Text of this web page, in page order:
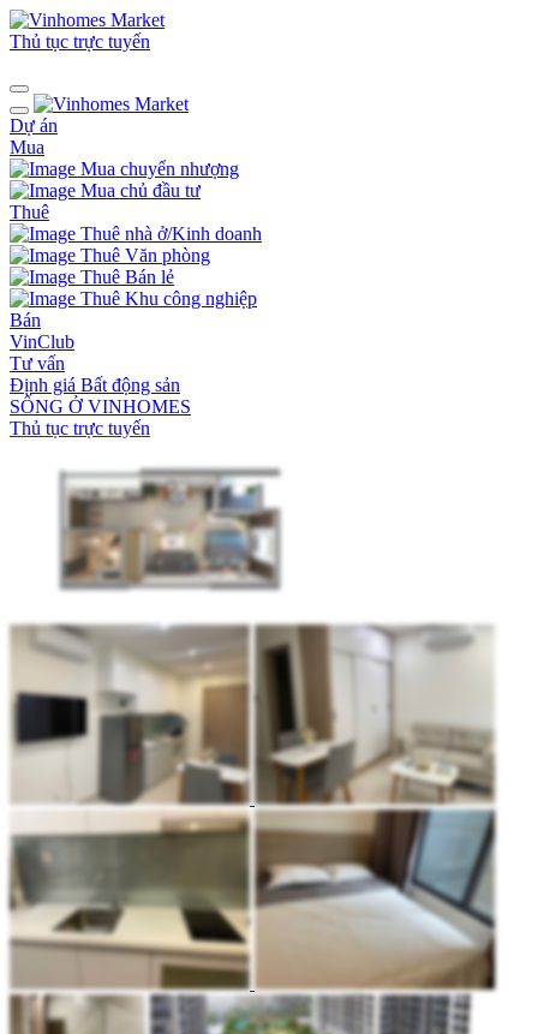
Thủ tục trực tuyến
Dự án
Mua
Mua chuyển nhượng
Mua chủ đầu tư
Thuê
Thuê nhà ở/Kinh doanh
Thuê Văn phòng
Thuê Bán lẻ
Thuê Khu công nghiệp
Bán
VinClub
Tư vấn
Định giá Bất động sản
SỐNG Ở VINHOMES
Thủ tục trực tuyến